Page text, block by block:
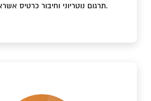
תרגום נוטריוני וחיבור כרטיס אשראי בינלאומי.